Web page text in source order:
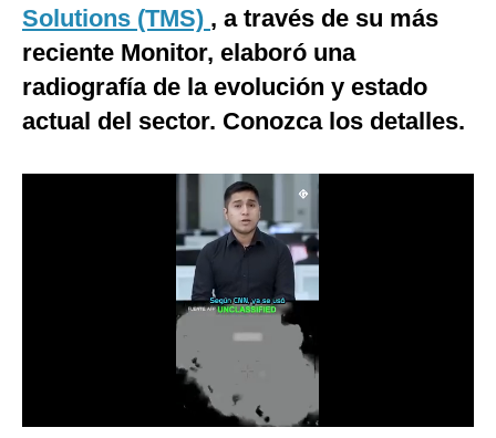
Podcast
Gestión TV
Videos
Privacidad
Solutions (TMS) , a través de su más
reciente Monitor, elaboró una
radiografía de la evolución y estado
actual del sector. Conozca los detalles.